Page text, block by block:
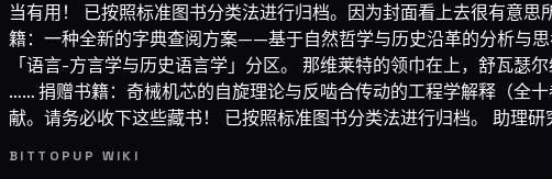
当有用！ 已按照标准图书分类法进行归档。因为封面看上去很有意
籍：一种全新的字典查阅方案——基于自然哲学与历史沿革的分析与
「语言-方言学与历史语言学」分区。 那维莱特的领巾在上，舒瓦
…… 捐赠书籍：奇械机芯的自旋理论与反啮合传动的工程学解释（全
献。请务必收下这些藏书！ 已按照标准图书分类法进行归档。 助理
BITTOPUP WIKI